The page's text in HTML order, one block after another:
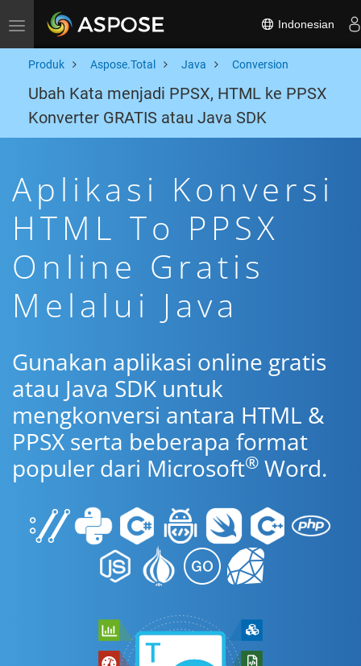
Toggle navigation Indonesian
Produk Aspose.Total Java Conversion
Ubah Kata menjadi PPSX, HTML ke PPSX
Konverter GRATIS atau Java SDK
Aplikasi Konversi
HTML To PPSX
Online Gratis
Melalui Java
Gunakan aplikasi online gratis
atau Java SDK untuk
mengkonversi antara HTML &
PPSX serta beberapa format
populer dari Microsoft® Word.